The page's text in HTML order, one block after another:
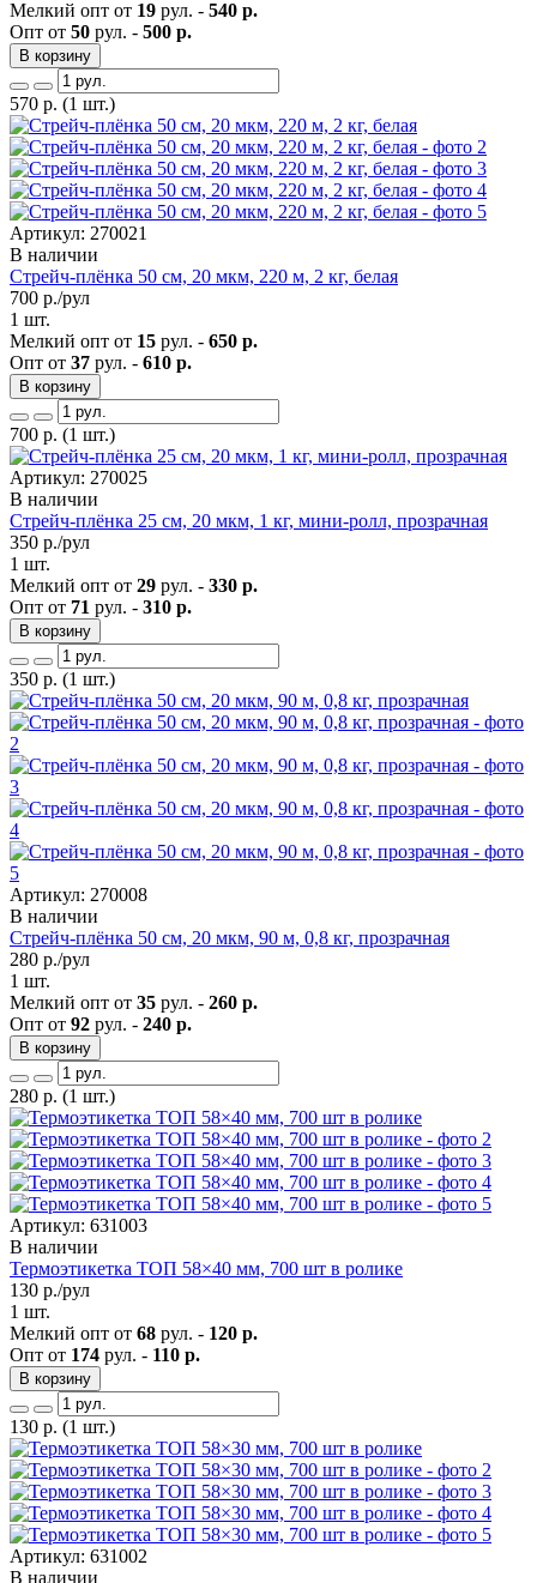
Мелкий опт от 19 рул. - 540 р.
Опт от 50 рул. - 500 р.
В корзину
570 р. (1 шт.)
Артикул: 270021
В наличии
Стрейч-плёнка 50 см, 20 мкм, 220 м, 2 кг, белая
700 р./рул
1 шт.
Мелкий опт от 15 рул. - 650 р.
Опт от 37 рул. - 610 р.
В корзину
700 р. (1 шт.)
Артикул: 270025
В наличии
Стрейч-плёнка 25 см, 20 мкм, 1 кг, мини-ролл, прозрачная
350 р./рул
1 шт.
Мелкий опт от 29 рул. - 330 р.
Опт от 71 рул. - 310 р.
В корзину
350 р. (1 шт.)
Артикул: 270008
В наличии
Стрейч-плёнка 50 см, 20 мкм, 90 м, 0,8 кг, прозрачная
280 р./рул
1 шт.
Мелкий опт от 35 рул. - 260 р.
Опт от 92 рул. - 240 р.
В корзину
280 р. (1 шт.)
Артикул: 631003
В наличии
Термоэтикетка ТОП 58×40 мм, 700 шт в ролике
130 р./рул
1 шт.
Мелкий опт от 68 рул. - 120 р.
Опт от 174 рул. - 110 р.
В корзину
130 р. (1 шт.)
Артикул: 631002
В наличии